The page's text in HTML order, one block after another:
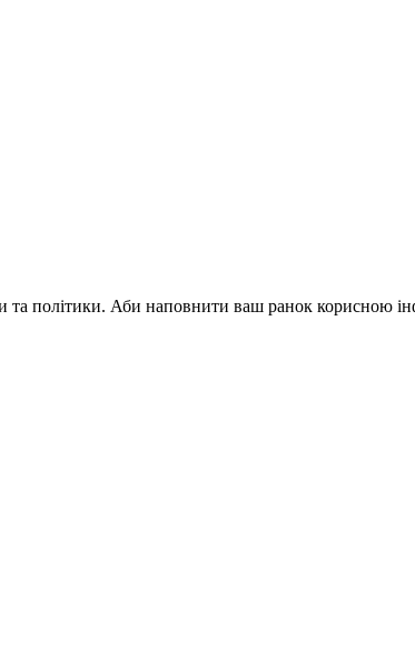
та політики. Аби наповнити ваш ранок корисною